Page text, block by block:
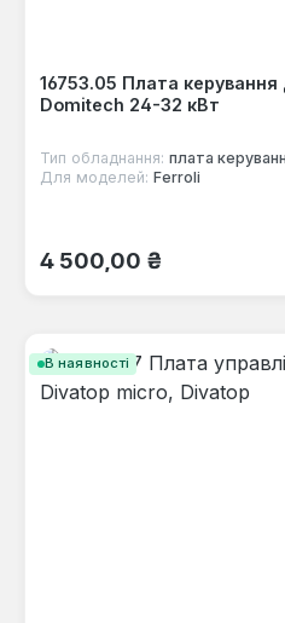
16753.05 Плата керування
Domitech 24-32 кВт
Тип обладнання: плата
Для моделей: Ferroli
Звичайна ціна:
4 500,00 ₴
В наявності